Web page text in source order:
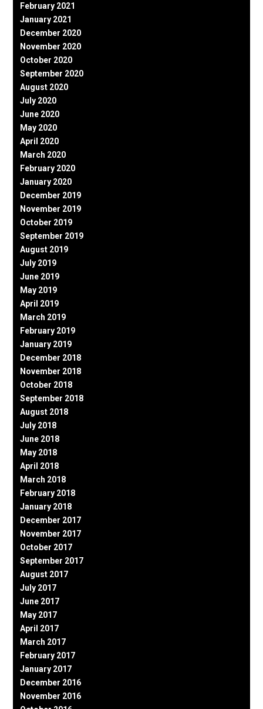
February 2021
January 2021
December 2020
November 2020
October 2020
September 2020
August 2020
July 2020
June 2020
May 2020
April 2020
March 2020
February 2020
January 2020
December 2019
November 2019
October 2019
September 2019
August 2019
July 2019
June 2019
May 2019
April 2019
March 2019
February 2019
January 2019
December 2018
November 2018
October 2018
September 2018
August 2018
July 2018
June 2018
May 2018
April 2018
March 2018
February 2018
January 2018
December 2017
November 2017
October 2017
September 2017
August 2017
July 2017
June 2017
May 2017
April 2017
March 2017
February 2017
January 2017
December 2016
November 2016